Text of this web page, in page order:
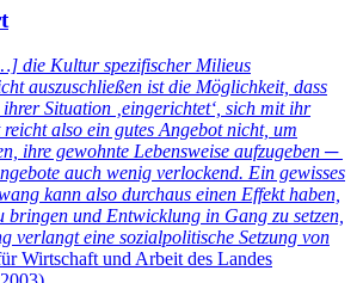
die Kultur spezifischer Milieus
auszuschließen ist die Möglichkeit, dass
Situation ‚eingerichtet‘, sich mit ihr
also ein gutes Angebot nicht, um
ihre gewohnte Lebensweise aufzugeben ─
auch wenig verlockend. Ein gewisses
kann also durchaus einen Effekt haben,
bringen und Entwicklung in Gang zu setzen,
verlangt eine sozialpolitische Setzung von
Wirtschaft und Arbeit des Landes